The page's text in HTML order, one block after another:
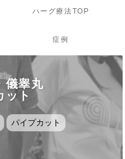
ハーグ療法TOP
症例
儀睾丸
ット
パイプカット